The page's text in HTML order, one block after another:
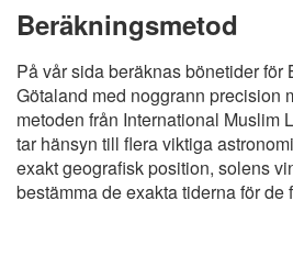
Beräkningsmetod
På vår sida beräknas bönetider för
Götaland med noggrann precision
metoden från International Muslim
tar hänsyn till flera viktiga
exakt geografisk position, solens
bestämma de exakta tiderna för de